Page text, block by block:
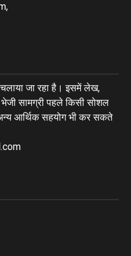
जा रहा है। इसमें लेख,
सामग्री पहले किसी सोशल
आर्थिक सहयोग भी कर सकते